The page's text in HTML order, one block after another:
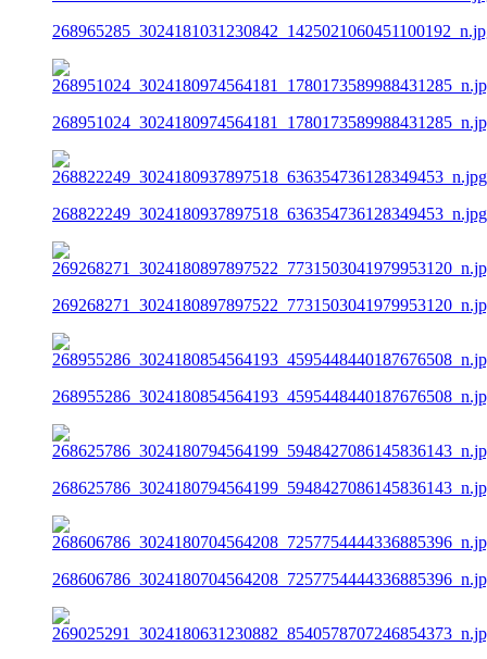
268822249_3024180937897518_636354736128349453_n.jpg